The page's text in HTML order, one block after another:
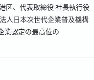
区、代表取締役 社長執行役
人日本次世代企業普及機構
業認定の最高位の